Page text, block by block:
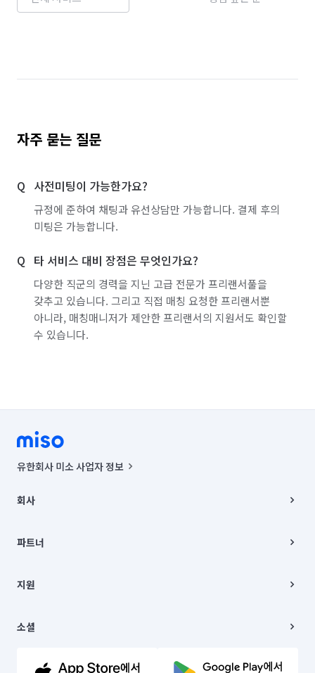
자주 묻는 질문
사전미팅이 가능한가요?
규정에 준하여 채팅과 유선상담만 가능합니다. 결제 후의
미팅은 가능합니다.
타 서비스 대비 장점은 무엇인가요?
다양한 직군의 경력을 지닌 고급 전문가 프리랜서풀을
갖추고 있습니다. 그리고 직접 매칭 요청한 프리랜서뿐
아니라, 매칭매니저가 제안한 프리랜서의 지원서도 확인할
수 있습니다.
유한회사 미소 사업자 정보
00019 |
주소 | 본사: 서울특별시 종로구 율곡로 6(중학동, 트윈트리빌딩) B동 5층
컨택센터 : 서울특별시 종로구 수송동 율곡로 24, 7층, 8층 미소
상품, 상품정보, 거래에 관한 의무와 책임은 거래당사자에게 있습니다.
언론 보도 관련 문의:
© 유한회사 미소. Miso, Inc. All Rights Reserved.
회사
채용
파트너
이사
지원
이용약관
문의하기
소셜
유튜브